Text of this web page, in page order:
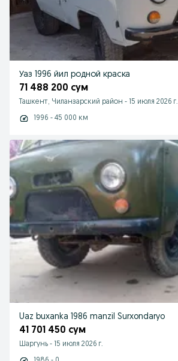
Уаз 1996 йил родной краска
71 488 200 сум
Ташкент, Чиланзарский район - 15 июля 2026 г.
1996 - 45 000 км
Uaz buxanka 1986 manzil Surxondaryo
41 701 450 сум
Шаргунь - 15 июля 2026 г.